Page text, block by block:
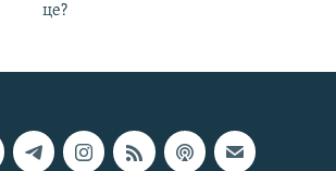
це?